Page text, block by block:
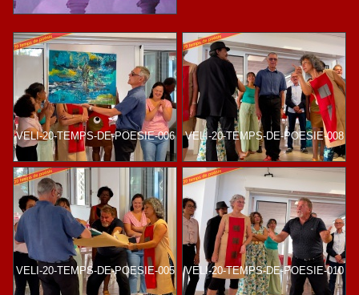
VELI-20-TEMPS-DE-POESIE-006 VELI-20-TEMPS-DE-POESIE-008
VELI-20-TEMPS-DE-POESIE-005 VELI-20-TEMPS-DE-POESIE-010